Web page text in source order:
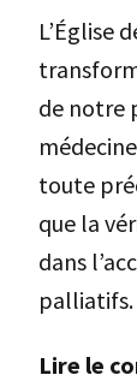
L’Église
de notre
toute
que la
dans
palliatifs.
Lire le